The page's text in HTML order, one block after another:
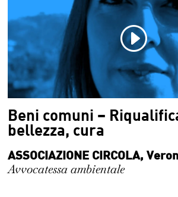
Fuorisalone
D+S 2019
D+S 2018
Email
Beni comuni –
bellezza, cura
ASSOCIAZIONE CIRCOLA,
Avvocatessa ambientale